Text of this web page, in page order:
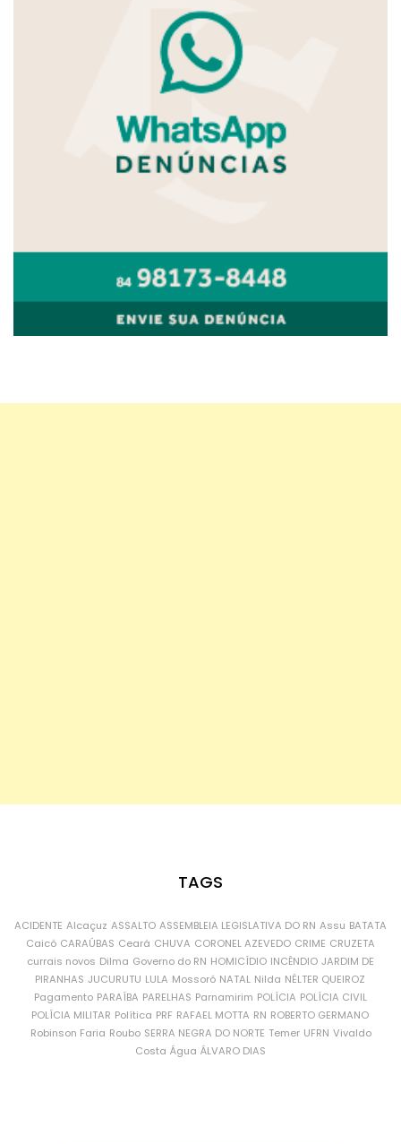
TAGS
ACIDENTE Alcaçuz ASSALTO ASSEMBLEIA LEGISLATIVA DO RN Assu BATATA
Caicó CARAÚBAS Ceará CHUVA CORONEL AZEVEDO CRIME CRUZETA
currais novos Dilma Governo do RN HOMICÍDIO INCÊNDIO JARDIM DE
PIRANHAS JUCURUTU LULA Mossoró NATAL Nilda NÉLTER QUEIROZ
Pagamento PARAÍBA PARELHAS Parnamirim POLÍCIA POLÍCIA CIVIL
POLÍCIA MILITAR Política PRF RAFAEL MOTTA RN ROBERTO GERMANO
Robinson Faria Roubo SERRA NEGRA DO NORTE Temer UFRN Vivaldo
Costa Água ÁLVARO DIAS